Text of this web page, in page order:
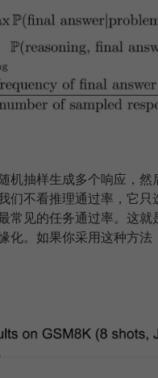
机抽样生成多个响应，然
们不看推理通过率，它只
常见的任务通过率。这就
化。如果你采用这种方法